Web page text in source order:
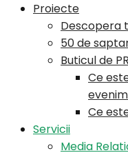
Proiecte
Descopera
50 de
Buticul de PR
Ce
Ce
Servicii
Media